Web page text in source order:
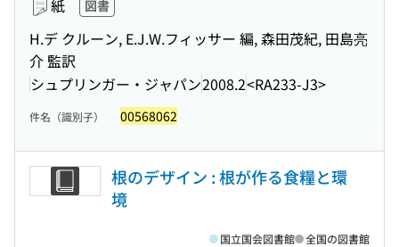
紙 図書
H.デ クルーン, E.J.W.フィッサー 編, 森田茂紀, 田島亮
介 監訳
シュプリンガー・ジャパン2008.2<RA233-J3>
件名（識別子） 00568062
根のデザイン : 根が作る食糧と環
境
国立国会図書館 全国の図書館